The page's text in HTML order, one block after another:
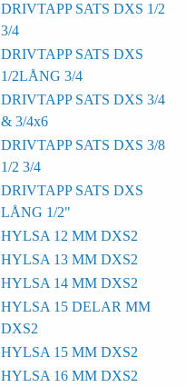
DRIVTAPP SATS DXS 1/2
3/4
DRIVTAPP SATS DXS
1/2LÅNG 3/4
DRIVTAPP SATS DXS 3/4
& 3/4x6
DRIVTAPP SATS DXS 3/8
1/2 3/4
DRIVTAPP SATS DXS
LÅNG 1/2"
HYLSA 12 MM DXS2
HYLSA 13 MM DXS2
HYLSA 14 MM DXS2
HYLSA 15 DELAR MM
DXS2
HYLSA 15 MM DXS2
HYLSA 16 MM DXS2